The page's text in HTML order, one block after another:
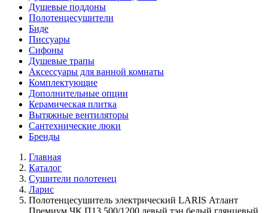
Душевые поддоны
Полотенцесушители
Биде
Писсуары
Сифоны
Душевые трапы
Аксессуары для ванной комнаты
Комплектующие
Дополнительные опции
Керамическая плитка
Вытяжные вентиляторы
Сантехнические люки
Бренды
Главная
Каталог
Сушители полотенец
Ларис
Полотенцесушитель электрический LARIS Атлант
Премиум ЧК П13 500/1200 левый тэн белый глянцевый